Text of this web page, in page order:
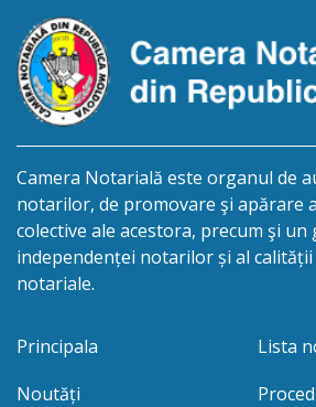
Camera Notarială este organul de
notarilor, de promovare şi apărare
colective ale acestora, precum şi un
independenței notarilor și al
notariale.
Principala
Noutăți
Lista